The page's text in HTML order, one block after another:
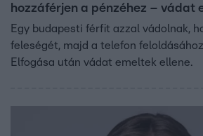
hozzáférjen a pénzéhez – vádat
Egy budapesti férfit azzal vádolnak,
feleségét, majd a telefon
Elfogása után vádat emeltek ellene.